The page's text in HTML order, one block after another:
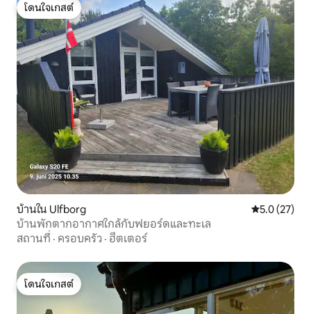
โดนใจเกสต์
โดนใจเกสต์
บ้านใน Ulfborg คะแนนเฉลี่ย
5.0 (27)
บ้านพักตากอากาศใกล้กับฟยอร์ดและทะเล
สถานที่ · ครอบครัว · ฮีตเตอร์
โดนใจเกสต์
โดนใจเกสต์